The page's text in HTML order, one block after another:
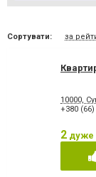
Сортувати: за
10000,
+380
2 дуже